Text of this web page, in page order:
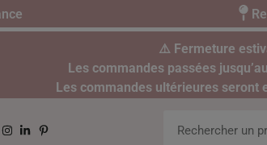
⚠️ Fermeture
Les commandes passées
Les commandes ultérieures seront